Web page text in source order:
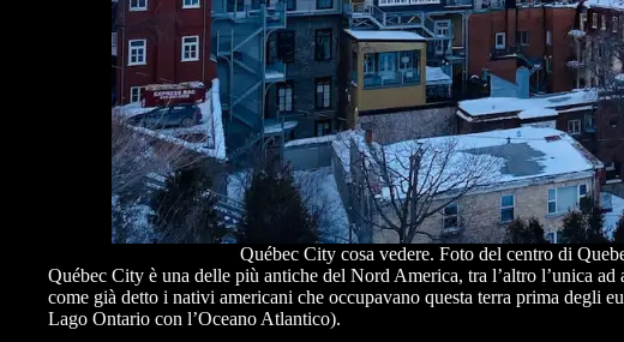
Québec City cosa vedere. Foto del centro di
Québec City è una delle più antiche del Nord America, tra l’altro l’unica
come già detto i nativi americani che occupavano questa terra prima
Lago Ontario con l’Oceano Atlantico).